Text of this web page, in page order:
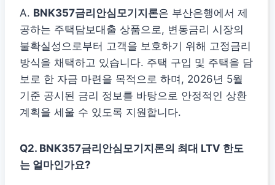
A. BNK357금리안심모기지론은 부산은행에서 제
공하는 주택담보대출 상품으로, 변동금리 시장의
불확실성으로부터 고객을 보호하기 위해 고정금리
방식을 채택하고 있습니다. 주택 구입 및 주택을 담
보로 한 자금 마련을 목적으로 하며, 2026년 5월
기준 공시된 금리 정보를 바탕으로 안정적인 상환
계획을 세울 수 있도록 지원합니다.
Q2. BNK357금리안심모기지론의 최대 LTV 한도
는 얼마인가요?